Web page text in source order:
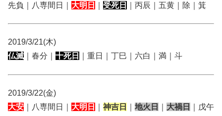
先負｜八専間日｜ 大明日 受死日 ｜丙辰｜五黄｜除｜箕
2019/3/21(木)
仏滅 ｜春分｜ 十死日 ｜重日｜丁巳｜六白｜満｜斗
2019/3/22(金)
大安 ｜八専間日｜ 大明日 神吉日 地火日 大禍日
｜戊午